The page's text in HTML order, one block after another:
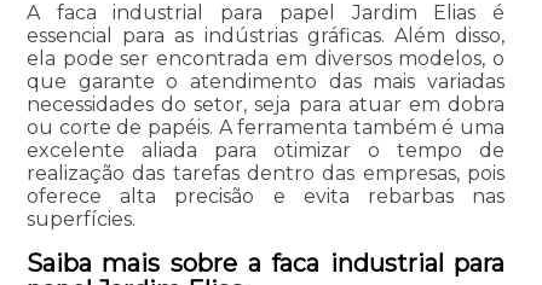
A faca industrial para papel Jardim Elias é
essencial para as indústrias gráficas. Além disso,
ela pode ser encontrada em diversos modelos, o
que garante o atendimento das mais variadas
necessidades do setor, seja para atuar em dobra
ou corte de papéis. A ferramenta também é uma
excelente aliada para otimizar o tempo de
realização das tarefas dentro das empresas, pois
oferece alta precisão e evita rebarbas nas
superfícies.
Saiba mais sobre a faca industrial para